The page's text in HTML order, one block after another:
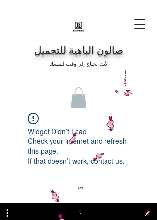
صالون الباهية للتجميل
لأنك تحتاج إلى وقت لنفسك
Widget Didn’t Load
Check your internet and refresh
this page.
If that doesn’t work, contact us.